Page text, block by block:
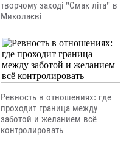
творчому заході "Смак літа" в
Миколаєві
Ревность в отношениях: где
проходит граница между
заботой и желанием всё
контролировать